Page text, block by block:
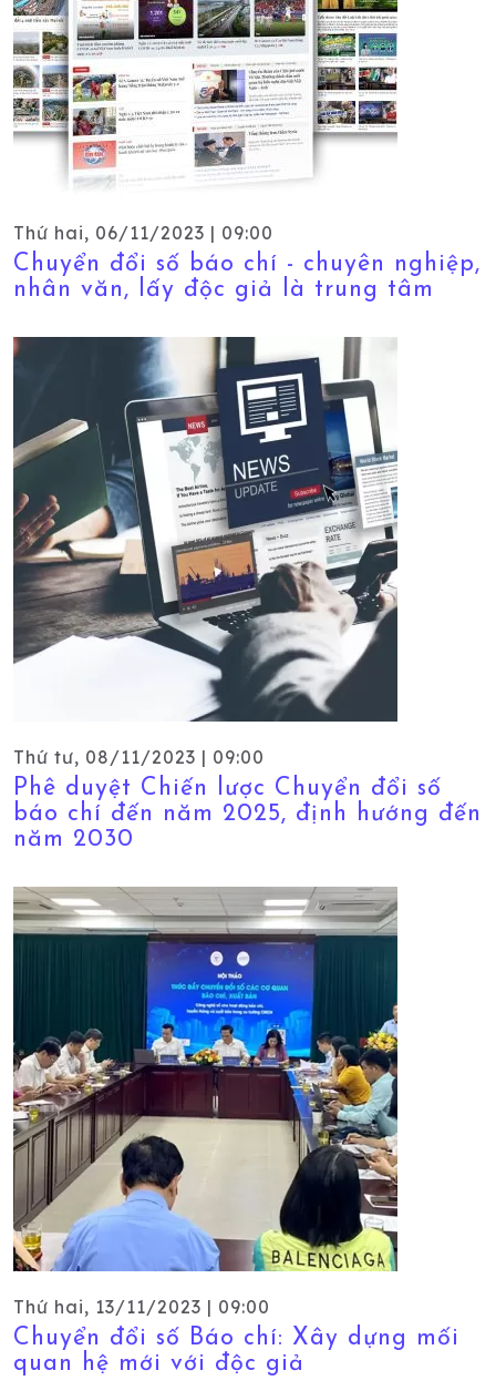
Thứ hai, 06/11/2023 | 09:00
Chuyển đổi số báo chí - chuyên nghiệp,
nhân văn, lấy độc giả là trung tâm
Thứ tư, 08/11/2023 | 09:00
Phê duyệt Chiến lược Chuyển đổi số
báo chí đến năm 2025, định hướng đến
năm 2030
Thứ hai, 13/11/2023 | 09:00
Chuyển đổi số Báo chí: Xây dựng mối
quan hệ mới với độc giả